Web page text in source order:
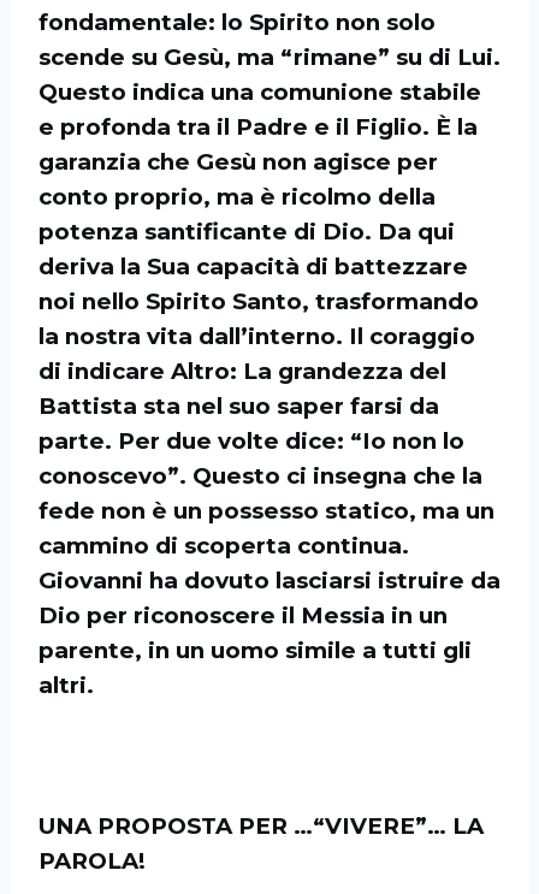
fondamentale: lo Spirito non solo
scende su Gesù, ma “rimane” su di Lui.
Questo indica una comunione stabile
e profonda tra il Padre e il Figlio. È la
garanzia che Gesù non agisce per
conto proprio, ma è ricolmo della
potenza santificante di Dio. Da qui
deriva la Sua capacità di battezzare
noi nello Spirito Santo, trasformando
la nostra vita dall’interno. Il coraggio
di indicare Altro: La grandezza del
Battista sta nel suo saper farsi da
parte. Per due volte dice: “Io non lo
conoscevo”. Questo ci insegna che la
fede non è un possesso statico, ma un
cammino di scoperta continua.
Giovanni ha dovuto lasciarsi istruire da
Dio per riconoscere il Messia in un
parente, in un uomo simile a tutti gli
altri.
UNA PROPOSTA PER …“VIVERE”… LA
PAROLA!